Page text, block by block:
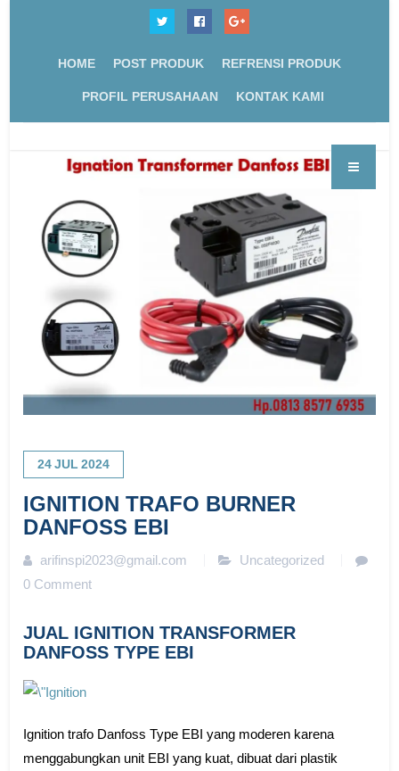
HOME POST PRODUK REFRENSI PRODUK
PROFIL PERUSAHAAN KONTAK KAMI
24 JUL 2024
IGNITION TRAFO BURNER
DANFOSS EBI
arifinspi2023@gmail.com
Uncategorized
0 Comment
JUAL IGNITION TRANSFORMER
DANFOSS TYPE EBI
Ignition trafo Danfoss Type EBI yang moderen karena
menggabungkan unit EBI yang kuat, dibuat dari plastik